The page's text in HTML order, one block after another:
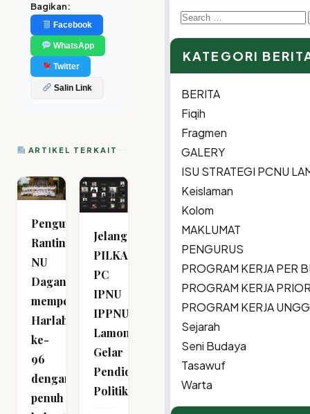
Bagikan:
Facebook
WhatsApp
Twitter
Salin Link
ARTIKEL TERKAIT
Pengurus
Ranting
NU
Dagan
memperingati
Harlah
ke-
96
dengan
penuh
Jelang
PILKADA,
PC
IPNU
IPPNU
Lamongan
Gelar
Pendidikan
Politik
Search
for:
KATEGORI
BERITA
Fiqih
Fragmen
GALERY
ISU STRATEGI PCNU
Keislaman
Kolom
MAKLUMAT
PENGURUS
PROGRAM KERJA PER
PROGRAM KERJA
PROGRAM KERJA
Sejarah
Seni Budaya
Tasawuf
Warta